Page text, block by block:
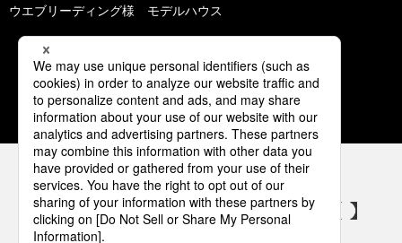
ウエブリーディング様 モデルハウス
1 2 3 4 5
パナソニックの電気設備 SNSアカウント